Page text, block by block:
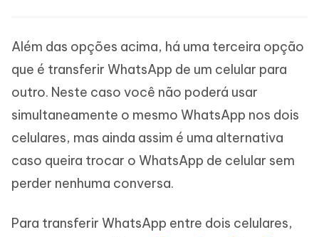
Além das opções acima, há uma terceira opção
que é transferir WhatsApp de um celular para
outro. Neste caso você não poderá usar
simultaneamente o mesmo WhatsApp nos dois
celulares, mas ainda assim é uma alternativa
caso queira trocar o WhatsApp de celular sem
perder nenhuma conversa.
Para transferir WhatsApp entre dois celulares,